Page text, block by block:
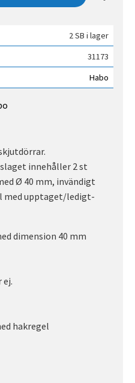
2 SB i lager
31173
Habo
innehåller 2 st
Ø 40 mm, invändigt
med upptaget/ledigt-
dimension 40 mm
ej.
hakregel